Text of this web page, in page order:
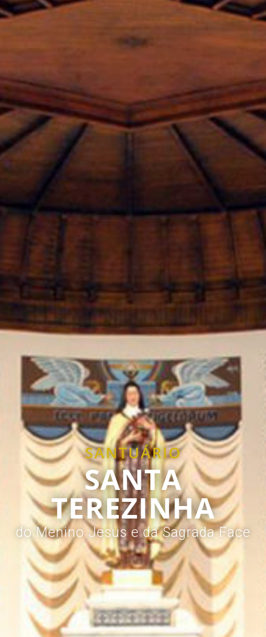
SANTUÁRIO
SANTA
TEREZINHA
do Menino Jesus e da Sagrada Face